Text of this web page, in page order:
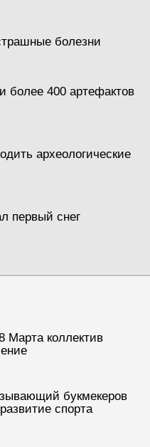
болезни
более 400 артефактов
археологические
первый снег
Марта коллектив
букмекеров
спорта